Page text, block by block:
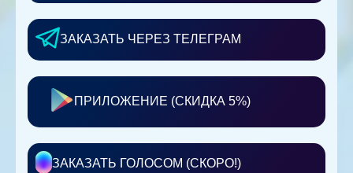
ЗАКАЗАТЬ ЧЕРЕЗ ТЕЛЕГРАМ
ПРИЛОЖЕНИЕ (СКИДКА 5%)
ЗАКАЗАТЬ ГОЛОСОМ (СКОРО!)